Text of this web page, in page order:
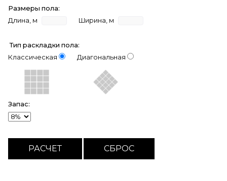
Размеры пола:
Длина, м
Ширина, м
Тип раскладки пола:
Классическая
Диагональная
Запас: